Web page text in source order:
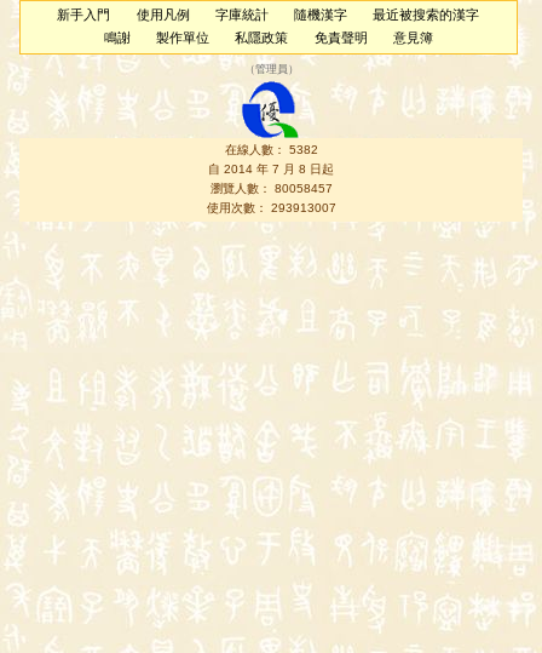
新手入門 使用凡例 字庫統計 隨機漢字
最近被搜索的漢字
鳴謝
製作單位 私隱政策 免責聲明 意見簿
（管理員 ）
在線人數： 5382
自 2014 年 7 月 8 日起
瀏覽人數： 80058457
使用次數： 293913007